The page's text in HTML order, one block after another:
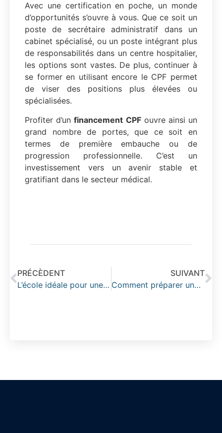
Avec une certification en poche, un monde
d’opportunités s’ouvre à vous. Que ce soit un
poste de secrétaire administratif dans un
cabinet spécialisé, ou un poste intégrant plus
de responsabilités dans un centre hospitalier,
les options sont vastes. De plus, continuer à
se former en utilisant encore le CPF permet
de viser des positions plus élevées ou
spécialisées.
Profiter d’unfinancement CPFouvre ainsi un
grand nombre de portes, que ce soit en
termes de première embauche ou de
progression professionnelle. C’est un
investissement vers un avenir stable et
gratifiant dans le secteur médical.
PRÉCÈDENT
L’école idéale pour une formation en ressources humaines
SUIVANT
Comment préparer une rentrée sereine grâce aux services pratiques et offres de courses u